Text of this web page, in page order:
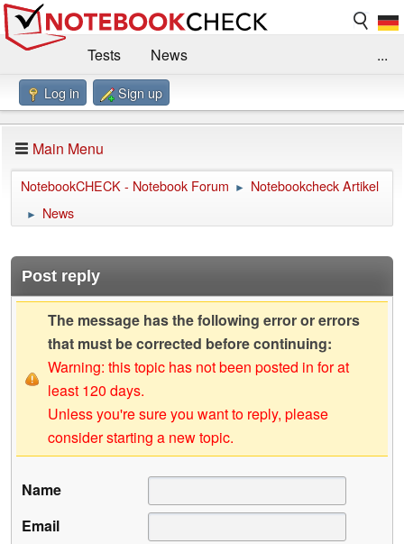
Tests
News
Benchmarks / Technik
Forum
Impressum
...
Log in Sign up
Main Menu
NotebookCHECK - Notebook Forum ► Notebookcheck Artikel
► News
Post reply
The message has the following error or errors
that must be corrected before continuing:
Warning: this topic has not been posted in for at
least 120 days.
Unless you're sure you want to reply, please
consider starting a new topic.
Name
Email